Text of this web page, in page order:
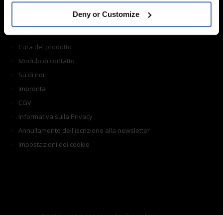
Deny or Customize
Acquisto
Reso
Cura del prodotto
Modulo di contatto
Su di noi
Impronta
CGV
Informativa sulla Privacy
Annullamento dell'iscrizione alla newsletter
Impostazioni dei cookie